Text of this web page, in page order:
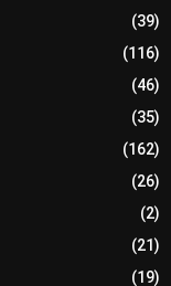
(39)
(116)
(46)
(35)
(162)
(26)
(2)
(21)
(19)